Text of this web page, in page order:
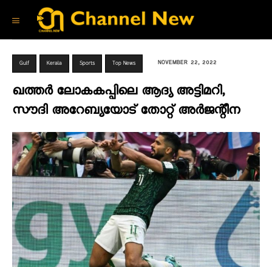
Gulf Kerala Sports Top News NOVEMBER 22, 2022
ഖത്തർ ലോകകപ്പിലെ ആദ്യ അട്ടിമറി,
സൗദി അറേബ്യയോട് തോറ്റ് അർജന്റീന